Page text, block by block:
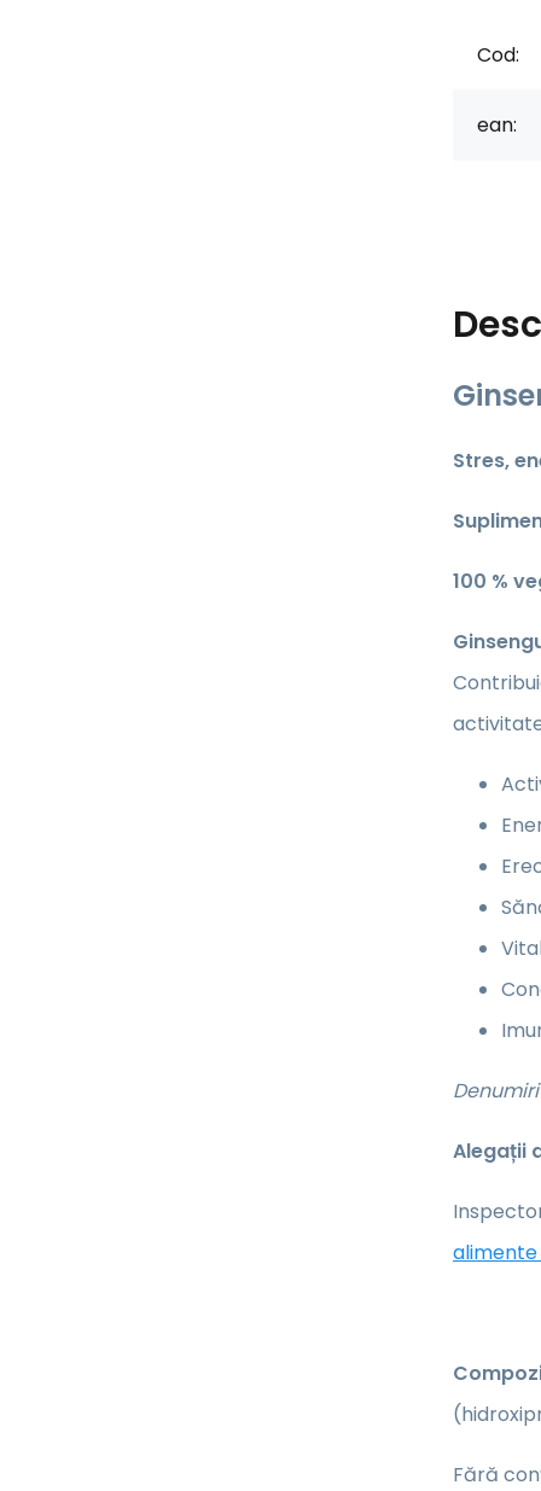
Cod:
ean:
Stres,
100 %
Alegații
alimente
Fără